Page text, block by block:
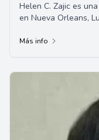
Helen C. Zajic es
en Nueva Orleans,
Más info